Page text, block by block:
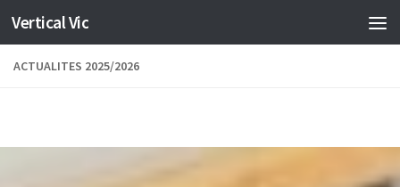
Skip to content
Vertical Vic
ACTUALITES 2025/2026